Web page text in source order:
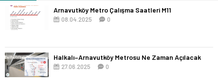
Arnavutköy Metro Çalışma Saatleri M11
08.04.2025 0
Halkalı–Arnavutköy Metrosu Ne Zaman Açılacak
27.06.2025 0